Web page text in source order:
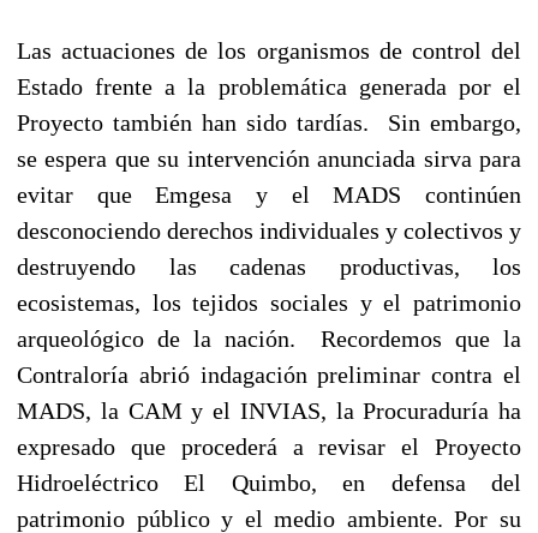
Las actuaciones de los organismos de control del
Estado frente a la problemática generada por el
Proyecto también han sido tardías. Sin embargo,
se espera que su intervención anunciada sirva para
evitar que Emgesa y el MADS continúen
desconociendo derechos individuales y colectivos y
destruyendo las cadenas productivas, los
ecosistemas, los tejidos sociales y el patrimonio
arqueológico de la nación. Recordemos que la
Contraloría abrió indagación preliminar contra el
MADS, la CAM y el INVIAS, la Procuraduría ha
expresado que procederá a revisar el Proyecto
Hidroeléctrico El Quimbo, en defensa del
patrimonio público y el medio ambiente. Por su